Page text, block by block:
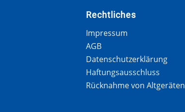
Rechtliches
Impressum
AGB
Datenschutzerklärung
Haftungsausschluss
Rücknahme von Altgeräten